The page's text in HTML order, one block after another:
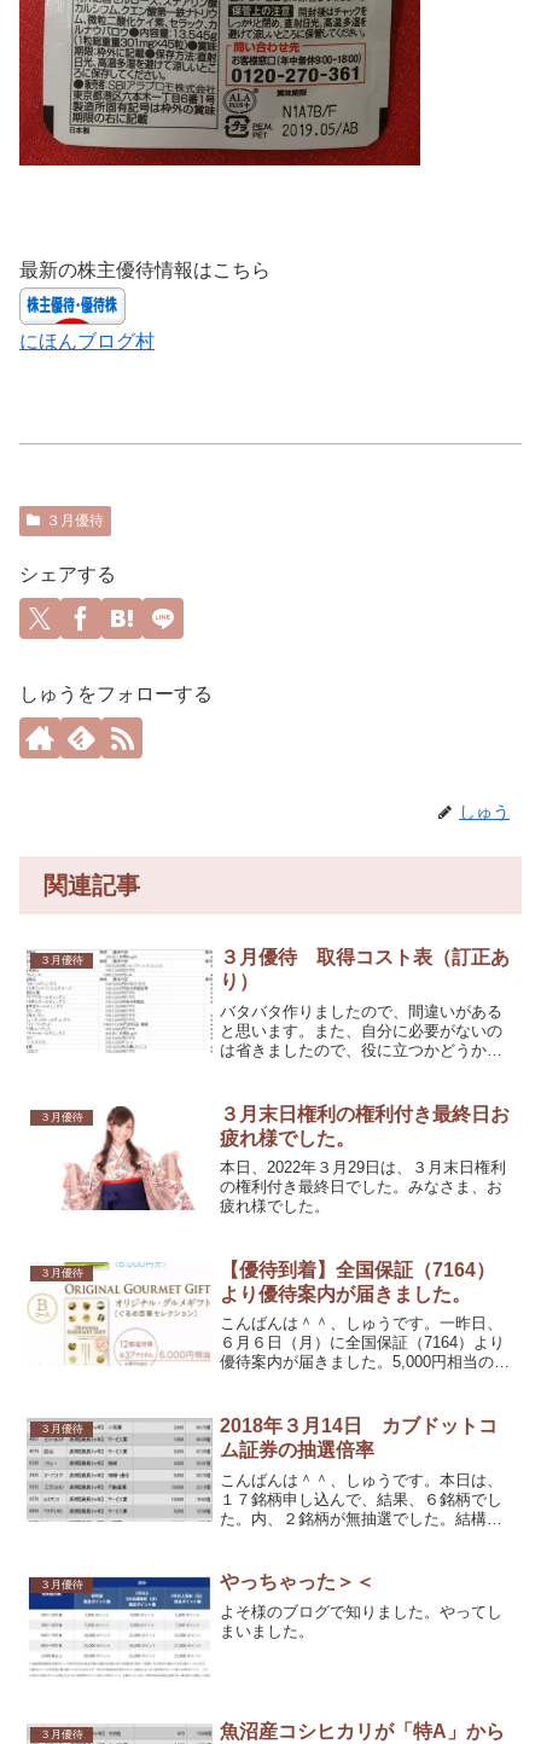
最新の株主優待情報はこちら
にほんブログ村
３月優待
シェアする
しゅうをフォローする
しゅう
関連記事
３月優待
３月優待 取得コスト表（訂正あ
り）
バタバタ作りましたので、間違いがある
と思います。また、自分に必要がないの
は省きましたので、役に立つかどうか分
３月優待
３月末日権利の権利付き最終日お
疲れ様でした。
本日、2022年３月29日は、３月末日権利
の権利付き最終日でした。みなさま、お
疲れ様でした。
３月優待
【優待到着】全国保証（7164）
より優待案内が届きました。
こんばんは＾＾、しゅうです。一昨日、
６月６日（月）に全国保証（7164）より
優待案内が届きました。5,000円相当の
す。
３月優待
2018年３月14日 カブドットコ
ム証券の抽選倍率
こんばんは＾＾、しゅうです。本日は、
１７銘柄申し込んで、結果、６銘柄でし
た。内、２銘柄が無抽選でした。結構、
（3221）逆に、ラサ商事（3023）のよう
に出てこなくなった銘...
３月優待 やっちゃった＞＜
よそ様のブログで知りました。やってし
まいました。
３月優待
魚沼産コシヒカリが「特A」から